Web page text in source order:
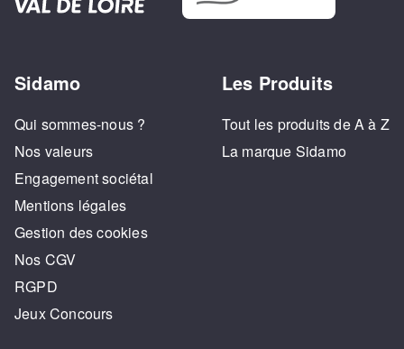
Sidamo
Qui sommes-nous ?
Nos valeurs
Engagement sociétal
Mentions légales
Gestion des cookies
Nos CGV
RGPD
Jeux Concours
Les Produits
Tout les produits de A à Z
La marque Sidamo